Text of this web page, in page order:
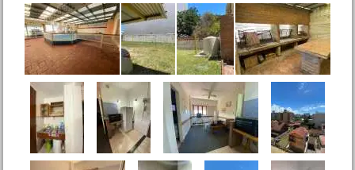
Duplex Catamarca 2861 San
Bernardo
Precio : U$S 57 .000